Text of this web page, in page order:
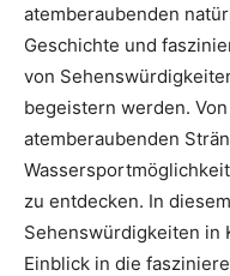
atemberaubenden
Geschichte und
von
begeistern werden.
atemberaubenden
zu entdecken. In
Sehenswürdigkeiten in
Einblick in die